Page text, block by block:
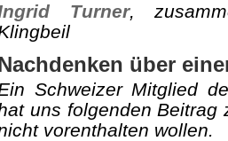
Turner,
über
Schweizer Mitglied
uns folgenden Beitrag
vorenthalten wollen.